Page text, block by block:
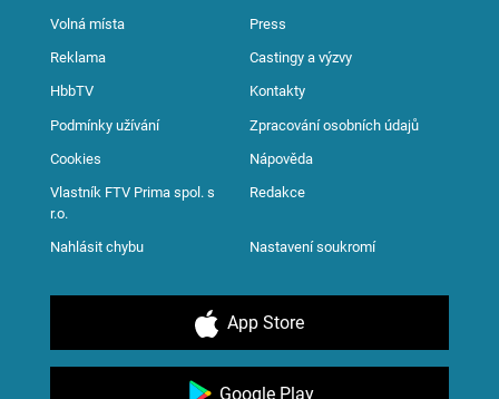
Volná místa Press
Reklama Castingy a výzvy
HbbTV Kontakty
Podmínky užívání Zpracování osobních údajů
Cookies Nápověda
Vlastník FTV Prima spol. s
r.o.
Redakce
Nahlásit chybu Nastavení soukromí
App Store
Google Play